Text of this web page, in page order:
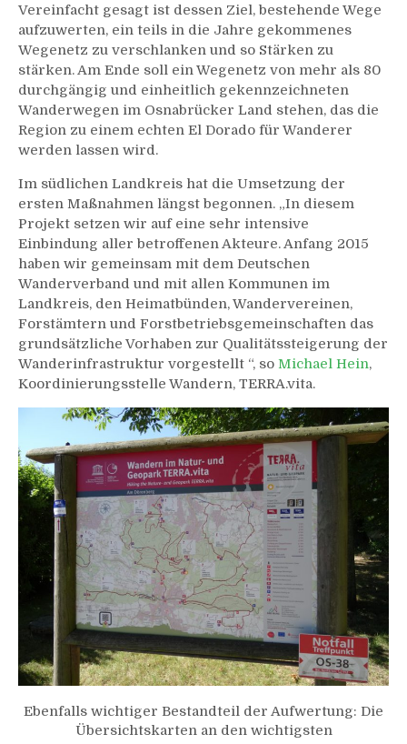
Vereinfacht gesagt ist dessen Ziel, bestehende Wege
aufzuwerten, ein teils in die Jahre gekommenes
Wegenetz zu verschlanken und so Stärken zu
stärken. Am Ende soll ein Wegenetz von mehr als 80
durchgängig und einheitlich gekennzeichneten
Wanderwegen im Osnabrücker Land stehen, das die
Region zu einem echten El Dorado für Wanderer
werden lassen wird.
Im südlichen Landkreis hat die Umsetzung der
ersten Maßnahmen längst begonnen. „In diesem
Projekt setzen wir auf eine sehr intensive
Einbindung aller betroffenen Akteure. Anfang 2015
haben wir gemeinsam mit dem Deutschen
Wanderverband und mit allen Kommunen im
Landkreis, den Heimatbünden, Wandervereinen,
Forstämtern und Forstbetriebsgemeinschaften das
grundsätzliche Vorhaben zur Qualitätssteigerung der
Wanderinfrastruktur vorgestellt “, so Michael Hein,
Koordinierungsstelle Wandern, TERRA.vita.
Ebenfalls wichtiger Bestandteil der Aufwertung: Die
Übersichtskarten an den wichtigsten